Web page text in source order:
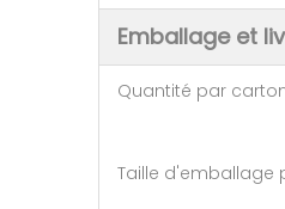
Emballage et
Quantité
Taille